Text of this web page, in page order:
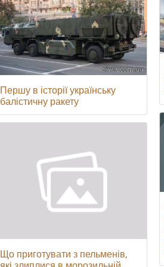
Першу в історії українську
балістичну ракету
Що приготувати з пельменів,